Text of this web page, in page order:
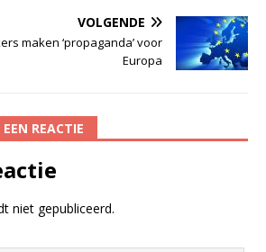
VOLGENDE
maken ‘propaganda’ voor
Europa
EEN REACTIE
niet gepubliceerd.